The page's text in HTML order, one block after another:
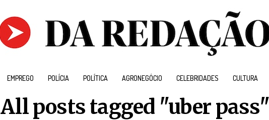
EMPREGO POLÍCIA POLÍTICA AGRONEGÓCIO CELEBRIDADES CULTURA
All posts tagged "uber pass"